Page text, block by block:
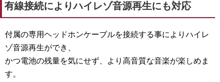
有線接続によりハイレゾ音源再生にも対応
付属の専用ヘッドホンケーブルを接続する事によりハイレ
ゾ音源再生ができ、
かつ電池の残量を気にせず、より高音質な音楽が楽しめま
す。